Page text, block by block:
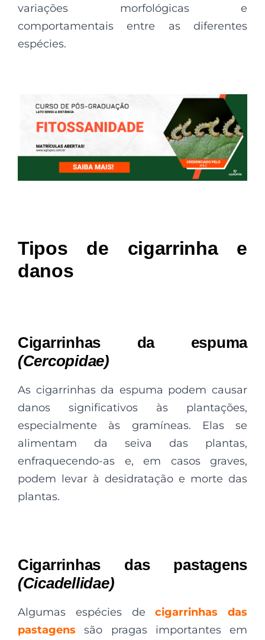
variações morfológicas e
comportamentais entre as diferentes
espécies.
Tipos de cigarrinha e
danos
Cigarrinhas da espuma
(Cercopidae)
As cigarrinhas da espuma podem causar
danos significativos às plantações,
especialmente às gramíneas. Elas se
alimentam da seiva das plantas,
enfraquecendo-as e, em casos graves,
podem levar à desidratação e morte das
plantas.
Cigarrinhas das pastagens
(Cicadellidae)
Algumas espécies decigarrinhas das
pastagens são pragas importantes em